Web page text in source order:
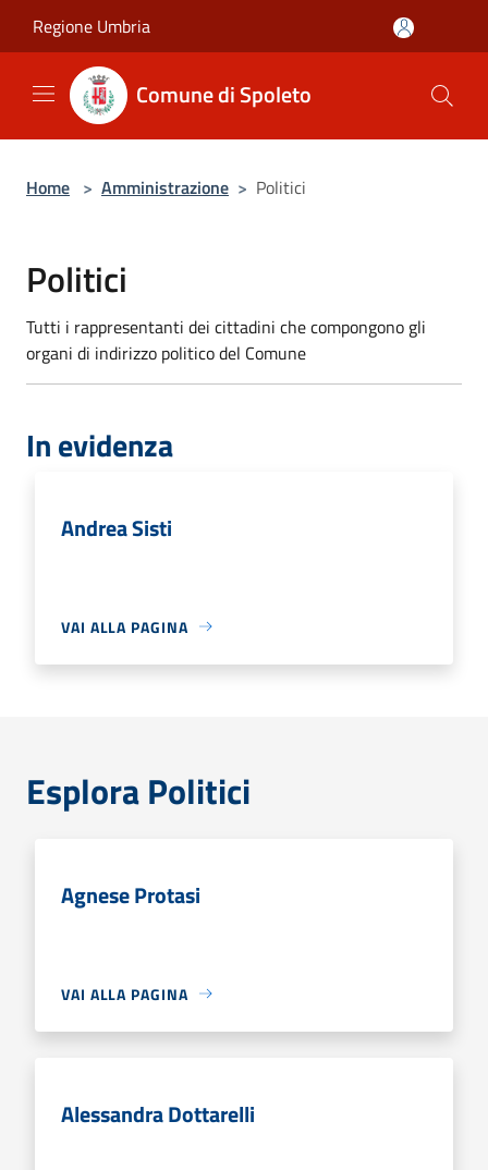
Regione Umbria
Comune di Spoleto
Home > Amministrazione > Politici
Politici
Tutti i rappresentanti dei cittadini che compongono gli
organi di indirizzo politico del Comune
In evidenza
Andrea Sisti
VAI ALLA PAGINA
Esplora Politici
Agnese Protasi
VAI ALLA PAGINA
Alessandra Dottarelli